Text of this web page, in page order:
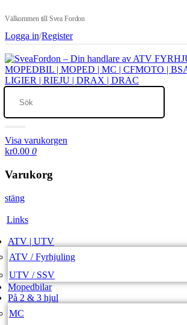
Välkommen till Svea Fordon
Logga in/Register
Visa varukorgen
kr0.00 0
Varukorg
stäng
Links
ATV | UTV
ATV / Fyrhjuling
UTV / SSV
Mopedbilar
På 2 & 3 hjul
MC